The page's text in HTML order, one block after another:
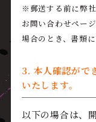
※郵送する前に弊
お問い合わせペー
場合のとき、書類
3. 本人確認がで
いたします。
以下の場合は、